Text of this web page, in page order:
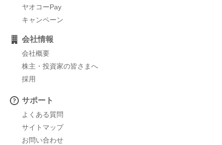
ヤオコーPay
キャンペーン
会社情報
会社概要
株主・投資家の皆さまへ
採用
サポート
よくある質問
サイトマップ
お問い合わせ